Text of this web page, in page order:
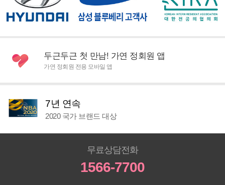
두근두근 첫 만남! 가연 정회원 앱
가연 정회원 전용 모바일 앱
7년 연속
2020 국가 브랜드 대상
무료상담전화
1566-7700